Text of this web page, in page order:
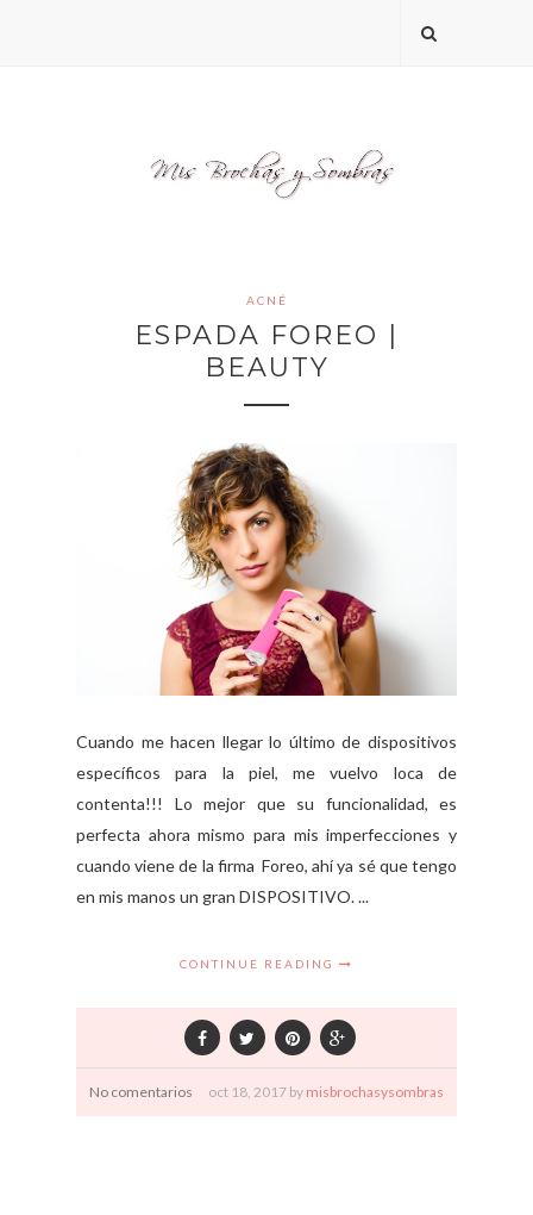
ACNÉ
ESPADA FOREO |
BEAUTY
Cuando me hacen llegar lo último de dispositivos
específicos para la piel, me vuelvo loca de
contenta!!! Lo mejor que su funcionalidad, es
perfecta ahora mismo para mis imperfecciones y
cuando viene de la firma Foreo, ahí ya sé que tengo
en mis manos un gran DISPOSITIVO. ...
CONTINUE READING
No comentarios oct 18, 2017 by misbrochasysombras